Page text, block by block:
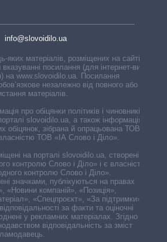
info@slovoidilo.ua
яких матеріалів, розміщених на сайті,
посилання (для інтернет-видань
на www.slovoidilo.ua. Посилання
незалежно від повного або
матеріалів.
про обіцянки політиків і чиновників,
slovoidilo.ua, а також інформація про
обіцянок, зібрана й опрацьована ТОВ «ІА
ТОВ «ІА Слово і Діло».
на порталі slovoidilo.ua, створені ГО
контролю Слово і Діло» і є власністю
контролю Слово і Діло».
значками, публікуються на правах
«Новини компаній», «Позиція»,
«Спецпроєкт», «За підтримки».
за факти та оціночні
у рекламних матеріалах. Згідно з
відповідальність за зміст